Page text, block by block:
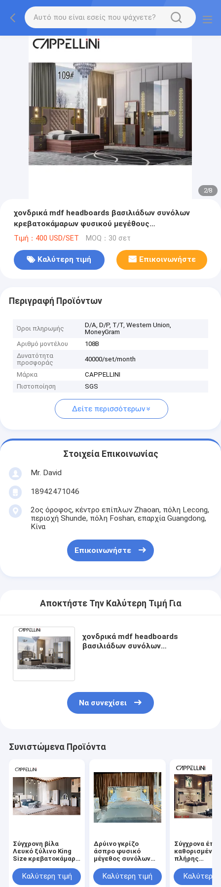
2/8
χονδρικά mdf headboards βασιλιάδων συνόλων
κρεβατοκάμαρων φυσικού μεγέθους
κρεβατοκάμαρων ξύλινα
Τιμή：400 USD/SET MOQ：30 σετ
Καλύτερη τιμή Επικοινωνήστε
Περιγραφή Προϊόντων
Όροι πληρωμής
D/A, D/P, T/T, Western Union,
MoneyGram
Αριθμό μοντέλου
108B
Δυνατότητα
προσφοράς
40000/set/month
Μάρκα
CAPPELLINI
Πιστοποίηση
SGS
Δείτε περισσότερων
Στοιχεία Επικοινωνίας
Mr. David
18942471046
2ος όροφος, κέντρο επίπλων Zhaoan, πόλη Lecong,
περιοχή Shunde, πόλη Foshan, επαρχία Guangdong,
Κίνα
Επικοινωνήστε
Αποκτήστε Την Καλύτερη Τιμή Για
χονδρικά mdf headboards
βασιλιάδων συνόλων
Να συνεχίσει
Συνιστώμενα Προϊόντα
Σύγχρονη βίλα
Λευκό ξύλινο King
Size κρεβατοκάμαρα
κρεβατοκάμαρα
Σπίτι Διπλή
Καλύτερη τιμή
Δρύινο γκρίζο
άσπρο φυσικό
μέγεθος συνόλων
κρεβατοκάμαρων
κρεβατιών
Καλύτερη τιμή
Σύγχρονα
καθορισμένη
πλήρης
Nightstands
Καλύτερη